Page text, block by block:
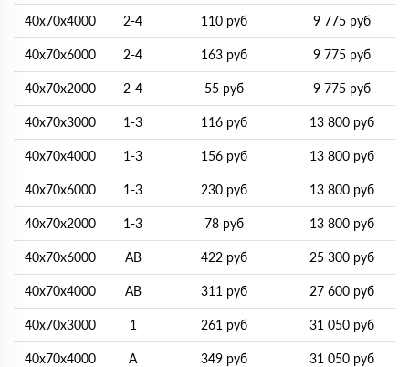
40х70х4000 2-4 110 руб 9 775 руб
40х70х6000 2-4 163 руб 9 775 руб
40х70х2000 2-4 55 руб 9 775 руб
40х70х3000 1-3 116 руб 13 800 руб
40х70х4000 1-3 156 руб 13 800 руб
40х70х6000 1-3 230 руб 13 800 руб
40х70х2000 1-3 78 руб 13 800 руб
40х70х6000 AB 422 руб 25 300 руб
40х70х4000 AB 311 руб 27 600 руб
40х70х3000 1 261 руб 31 050 руб
40х70х4000 A 349 руб 31 050 руб